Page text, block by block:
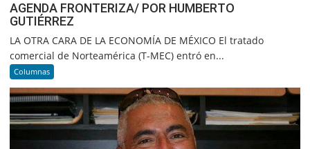
AGENDA FRONTERIZA/ POR HUMBERTO
GUTIÉRREZ
LA OTRA CARA DE LA ECONOMÍA DE MÉXICO El tratado
comercial de Norteamérica (T-MEC) entró en...
Columnas